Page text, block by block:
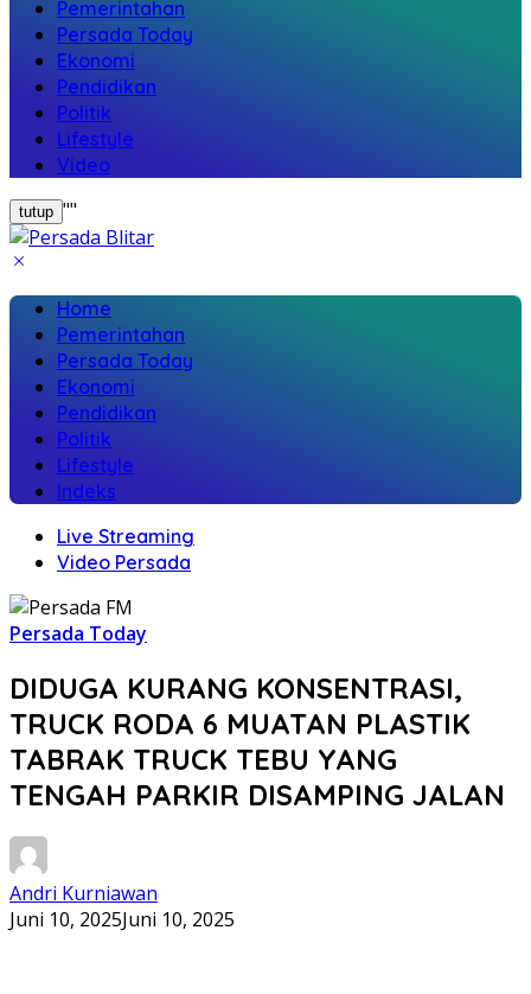
Pemerintahan
Persada Today
Ekonomi
Pendidikan
Politik
Lifestyle
Video
tutup ""
Home
Pemerintahan
Persada Today
Ekonomi
Pendidikan
Politik
Lifestyle
Indeks
Live Streaming
Video Persada
Persada Today
DIDUGA KURANG KONSENTRASI,
TRUCK RODA 6 MUATAN PLASTIK
TABRAK TRUCK TEBU YANG
TENGAH PARKIR DISAMPING JALAN
Andri Kurniawan
Juni 10, 2025Juni 10, 2025